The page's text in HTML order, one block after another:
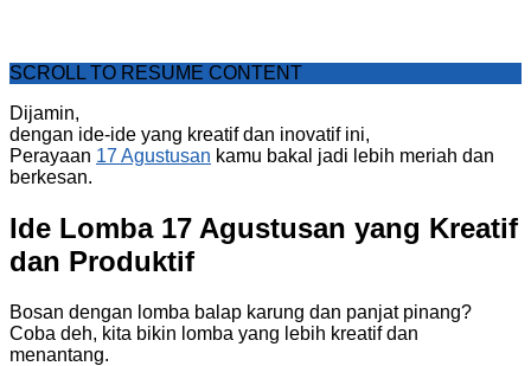
SCROLL TO RESUME CONTENT
Dijamin,
dengan ide-ide yang kreatif dan inovatif ini,
Perayaan 17 Agustusan kamu bakal jadi lebih meriah dan
berkesan.
Ide Lomba 17 Agustusan yang Kreatif
dan Produktif
Bosan dengan lomba balap karung dan panjat pinang?
Coba deh, kita bikin lomba yang lebih kreatif dan
menantang.